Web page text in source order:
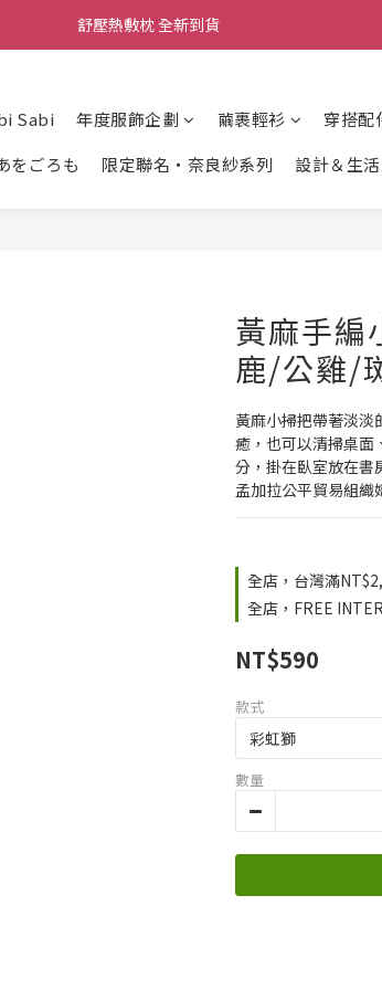
舒壓熱敷枕 全新到貨
舒壓熱敷枕 全新到貨
2026  春夏服飾 全新系列到貨
舒壓熱敷枕 全新到貨
Sabi 年度服飾企劃 繭裹輕衫 穿搭配
をごろも 限定聯名・奈良紗系列 設計＆生
黃麻手編
鹿/公雞/
黃麻小掃把帶著淡淡
癒，也可以清掃桌面
分，掛在臥室放在書
孟加拉公平貿易組織
全店，台灣滿
全店，FREE
NT$590
款式
數量